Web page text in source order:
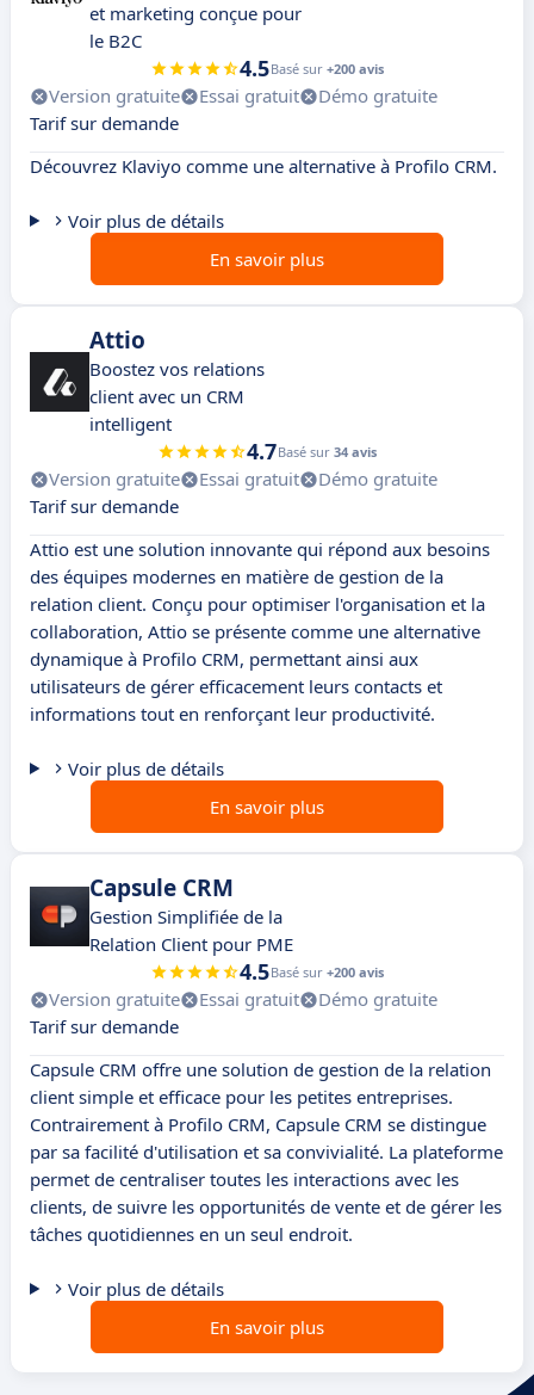
et marketing conçue pour
le B2C
4.5Basé sur +200 avis
Version gratuite Essai gratuit
Démo gratuite
Tarif sur demande
Découvrez Klaviyo comme une alternative à Profilo CRM.
Voir plus de détails
En savoir plus
Attio
Boostez vos relations
client avec un CRM
intelligent
4.7Basé sur 34 avis
Version gratuite Essai gratuit
Démo gratuite
Tarif sur demande
Attio est une solution innovante qui répond aux besoins
des équipes modernes en matière de gestion de la
relation client. Conçu pour optimiser l'organisation et la
collaboration, Attio se présente comme une alternative
dynamique à Profilo CRM, permettant ainsi aux
utilisateurs de gérer efficacement leurs contacts et
informations tout en renforçant leur productivité.
Voir plus de détails
En savoir plus
Capsule CRM
Gestion Simplifiée de la
Relation Client pour PME
4.5Basé sur +200 avis
Version gratuite Essai gratuit
Démo gratuite
Tarif sur demande
Capsule CRM offre une solution de gestion de la relation
client simple et efficace pour les petites entreprises.
Contrairement à Profilo CRM, Capsule CRM se distingue
par sa facilité d'utilisation et sa convivialité. La plateforme
permet de centraliser toutes les interactions avec les
clients, de suivre les opportunités de vente et de gérer les
tâches quotidiennes en un seul endroit.
Voir plus de détails
En savoir plus